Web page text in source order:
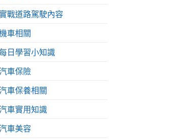
戰道路駕駛內容
車相關
日學習小知識
車保險
車保養相關
車實用知識
車美容